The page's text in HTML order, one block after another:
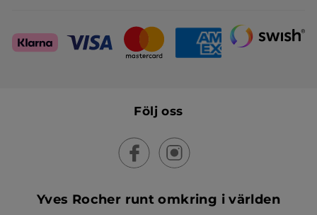
Följ oss
Yves Rocher runt omkring i världen